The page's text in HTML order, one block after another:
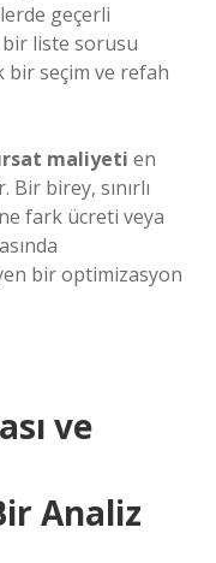
geçerli
bir liste sorusu
bir seçim ve refah
maliyeti en
birey, sınırlı
fark ücreti veya
bir optimizasyon
ve
Analiz